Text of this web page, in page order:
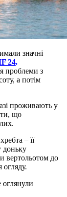
значні
24.
проблеми з
а потім
проживають у
що
– її
доньку
вертольотом до
огляду.
оглянули